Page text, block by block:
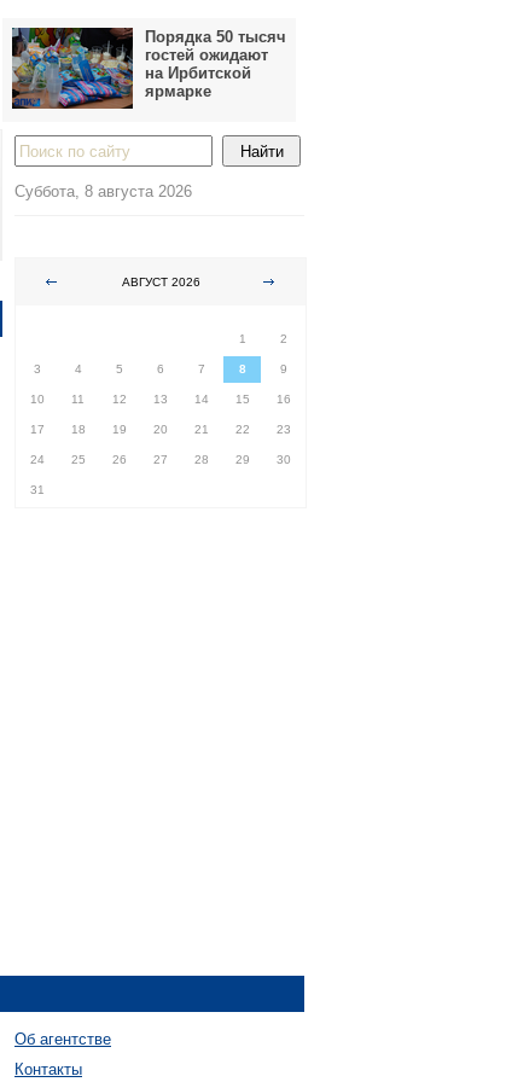
Порядка 50 тысяч
гостей ожидают
на Ирбитской
ярмарке
Суббота, 8 августа 2026
АВГУСТ 2026
1
2
3 4 5 6 7 8 9
10 11 12 13 14 15 16
17 18 19 20 21 22 23
24 25 26 27 28 29 30
31
Об агентстве
Контакты